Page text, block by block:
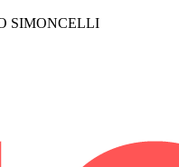
SIMONCELLI